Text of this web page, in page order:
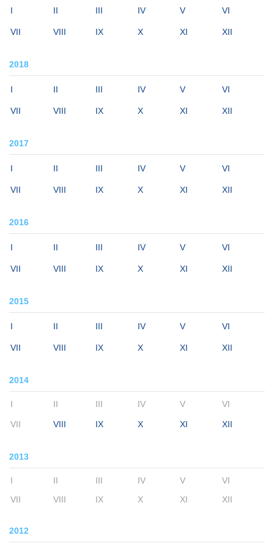
I II III IV V VI
VII VIII IX X XI XII
2018
I II III IV V VI
VII VIII IX X XI XII
2017
I II III IV V VI
VII VIII IX X XI XII
2016
I II III IV V VI
VII VIII IX X XI XII
2015
I II III IV V VI
VII VIII IX X XI XII
2014
I II III IV V VI
VII VIII IX X XI XII
2013
I II III IV V
VI
VII
VIII IX X XI XII
2012